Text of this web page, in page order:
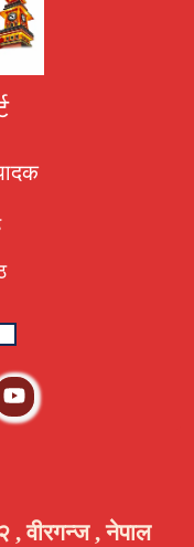
, वीरगन्ज , नेपाल